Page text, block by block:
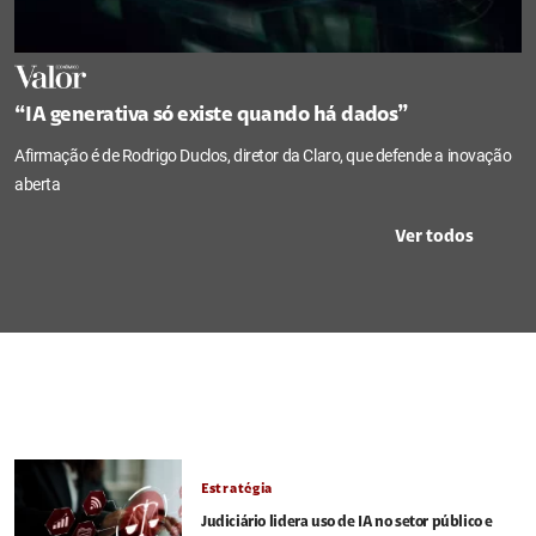
“IA generativa só existe quando há dados”
Afirmação é de Rodrigo Duclos, diretor da Claro, que defende a inovação
aberta
Ver todos
Estratégia
Judiciário lidera uso de IA no setor público e